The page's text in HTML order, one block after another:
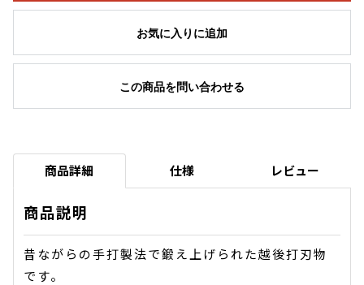
お気に入りに追加
この商品を問い合わせる
商品詳細 仕様 レビュー
商品説明
昔ながらの手打製法で鍛え上げられた越後打刃物
です。